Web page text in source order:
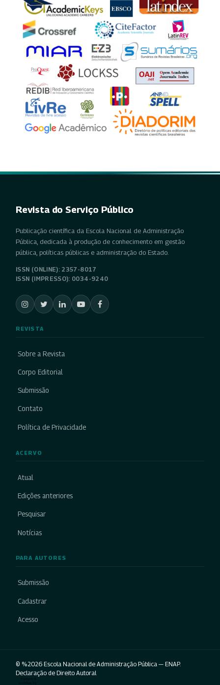
Revista do Serviço Público
Publicação científica da Escola Nacional de Administração
Pública, dedicada à produção de conhecimento em gestão
pública, políticas públicas e administração do Estado.
ISSN (ONLINE): 2357-8017
ISSN (IMPRESSO): 0034-9240
REVISTA
Sobre a Revista
Corpo Editorial
Submissão
Contato
Política de Privacidade
ACERVO
Atual
Edições anteriores
Pesquisar
Notícias
PARA AUTORES
Submissão
Cadastrar
Acesso
© %2026 Escola Nacional de Administração Pública — ENAP.
Declaração de Direito Autoral